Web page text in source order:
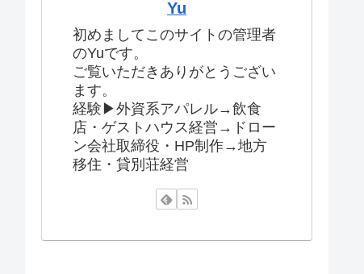
Yu
初めましてこのサイトの管理者
のYuです。
ご覧いただきありがとうござい
ます。
経験▶︎外資系アパレル→飲食
店・ゲストハウス経営→ドロー
ン会社取締役・HP制作→地方
移住・貸別荘経営